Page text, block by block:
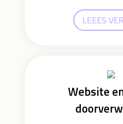
LEEES
Website